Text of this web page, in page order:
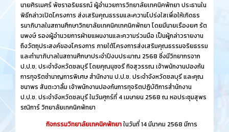
นายศิรเมศร์ พัชราอริยธรณ์ ผู้อำนวยการวิทยาลัยเทคนิคพัทยา ประธานใน
พิธีกล่าวเปิดโครงการ ส่งเสริมคุณธรรมและความโปร่งใสเพื่อให้เกิดธร
รมาภิบาลในสถานศึกษาวิทยาลัยเทคนิคเทคนิคพัทยา โดยมีนายเรืองยศ รัต
นพงษ์ รองผู้อำนวยการฝ่ายแผนงานและความร่วมมือ เป็นผู้กล่าวรายงาน
ถึงวัตถุประสงค์ของโครงการ ภายใต้โครงการส่งเสริมคุณธรรมจริยธรรม
และทำมาภิบาลในสถานศึกษาประจำปีงบประมาณ 2568 ซึ่งมีวิทยากรจาก
ป.ป.ช. ประจำจังหวัดชลบุรี โดยคุณนุชจรี กิจสุวรรณ เจ้าพนักงานปองกัน
การทุจริตชำนาญการพิเศษ สำนักงาน ป.ป.ช. ประจำจังหวัดชลบุรี และคุณ
ชนาพร สันตะวาลิ้ม เจ้าพนักงานปองกันการทุจริตปฏิบัติการสำนักงาน
ป.ป.ช. ประจำจังหวัดชลบุรี ในวันศุกร์ที่ 4 เมษายน 2568 ณ หอประชุมสุพร
รณิการ์ วิทยาลัยเทคนิคพัทยา
กิจกรรมวิทยาลัยเทคนิคพัทยาในวันที่ 14 มีนาคม 2568 มีการ